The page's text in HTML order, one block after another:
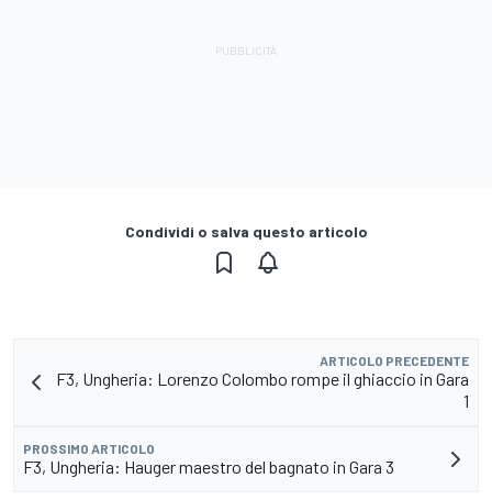
Condividi o salva questo articolo
ARTICOLO PRECEDENTE
F3, Ungheria: Lorenzo Colombo rompe il ghiaccio in Gara
1
PROSSIMO ARTICOLO
F3, Ungheria: Hauger maestro del bagnato in Gara 3